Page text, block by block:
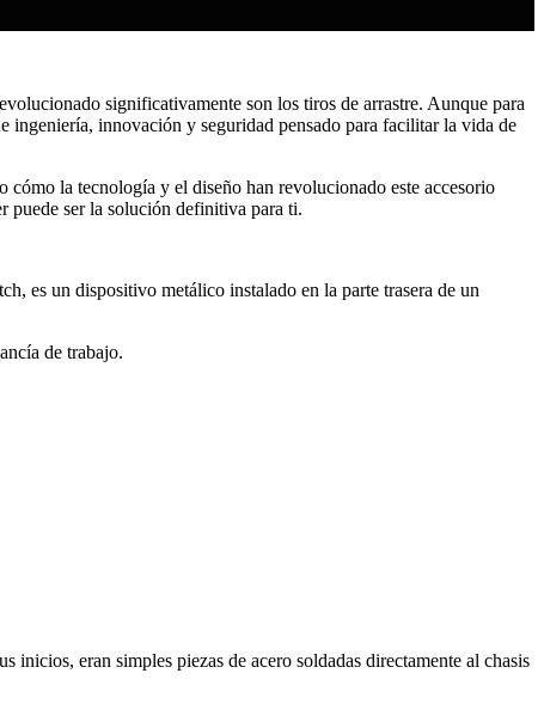
significativamente son los tiros de arrastre. Aunque para
ingeniería, innovación y seguridad pensado para facilitar la vida de
la tecnología y el diseño han revolucionado este accesorio
puede ser la solución definitiva para ti.
es un dispositivo metálico instalado en la parte trasera de un
de trabajo.
inicios, eran simples piezas de acero soldadas directamente al chasis